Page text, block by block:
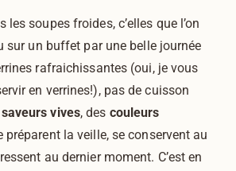
les soupes froides, c’elles que l’on
sur un buffet par une belle journée
rafraichissantes (oui, je vous
en verrines!), pas de cuisson
saveurs vives, des couleurs
préparent la veille, se conservent au
au dernier moment. C’est en